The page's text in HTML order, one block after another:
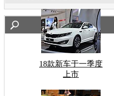
18款新车于一季度
上市